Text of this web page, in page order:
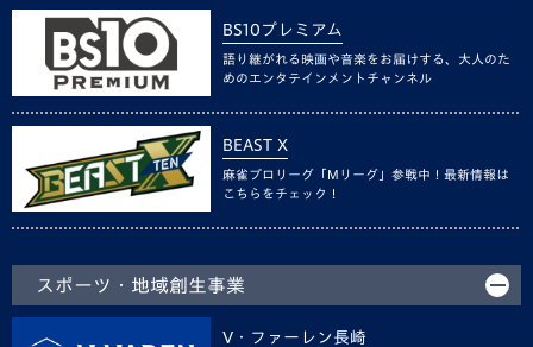
BS10プレミアム
語り継がれる映画や音楽をお届けする、大人のた
めのエンタテインメントチャンネル
BEAST X
麻雀プロリーグ「Mリーグ」参戦中！最新情報は
こちらをチェック！
スポーツ・地域創生事業
V・ファーレン長崎